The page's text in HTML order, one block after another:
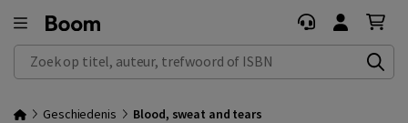
Zoek op titel, auteur, trefwoord of ISBN
Geschiedenis Blood, sweat and tears